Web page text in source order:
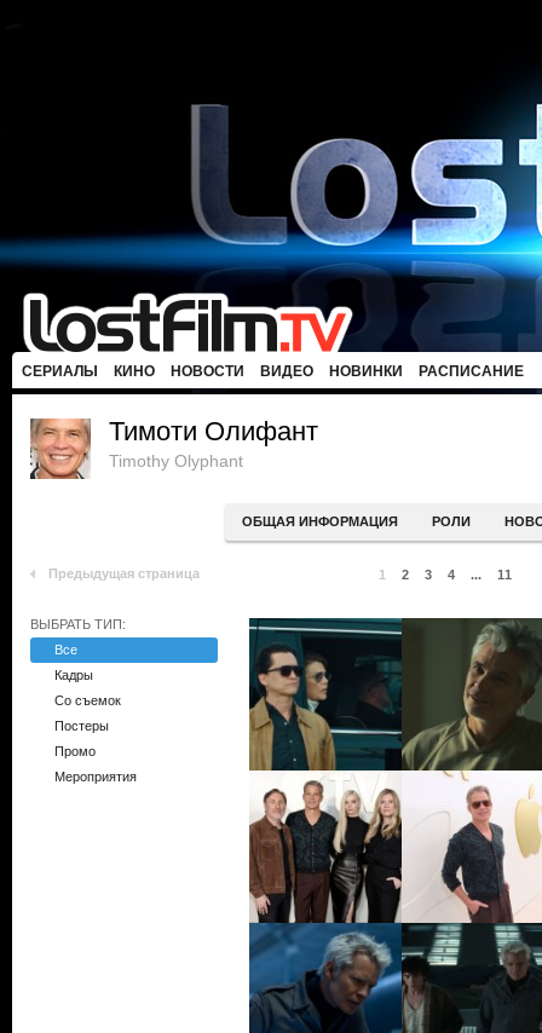
СЕРИАЛЫ КИНО НОВОСТИ ВИДЕО НОВИНКИ РАСПИСАНИЕ
Тимоти Олифант
Timothy Olyphant
ОБЩАЯ ИНФОРМАЦИЯ РОЛИ
Предыдущая страница 1 2 3 4 ... 11
ВЫБРАТЬ ТИП:
Все
Кадры
Со съемок
Постеры
Промо
Мероприятия